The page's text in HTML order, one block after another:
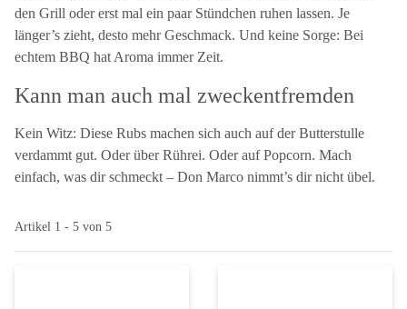
den Grill oder erst mal ein paar Stündchen ruhen lassen. Je
länger’s zieht, desto mehr Geschmack. Und keine Sorge: Bei
echtem BBQ hat Aroma immer Zeit.
Kann man auch mal zweckentfremden
Kein Witz: Diese Rubs machen sich auch auf der Butterstulle
verdammt gut. Oder über Rührei. Oder auf Popcorn. Mach
einfach, was dir schmeckt – Don Marco nimmt’s dir nicht übel.
Artikel 1 - 5 von 5